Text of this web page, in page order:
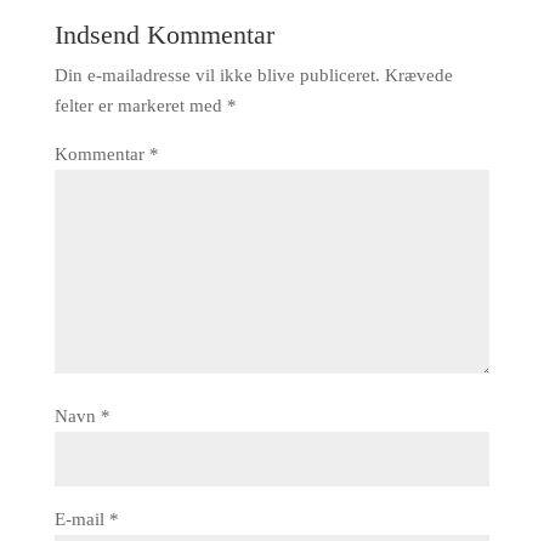
Indsend Kommentar
Din e-mailadresse vil ikke blive publiceret. Krævede
felter er markeret med *
Kommentar *
Navn *
E-mail *